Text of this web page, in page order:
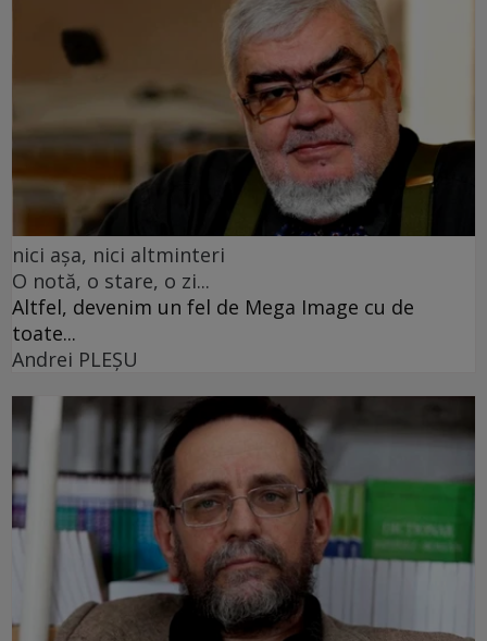
nici așa, nici altminteri
O notă, o stare, o zi...
Altfel, devenim un fel de Mega Image cu de
toate...
Andrei PLEŞU